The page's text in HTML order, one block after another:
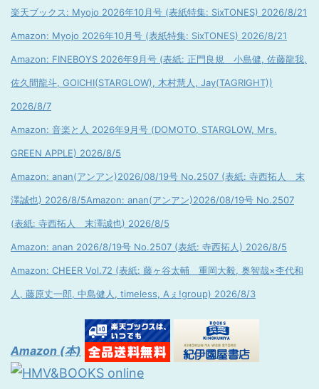
楽天ブックス: Myojo 2026年10月号 (表紙特集: SixTONES) 2026/8/21
Amazon: Myojo 2026年10月号 (表紙特集: SixTONES) 2026/8/21
Amazon: FINEBOYS 2026年9月号 (表紙: 正門良規 小島健, 佐藤龍我,
佐久間龍斗, GOICHI(STARGLOW), 木村慧人, Jay(TAGRIGHT))
2026/8/7
Amazon: 音楽と人 2026年9月号 (DOMOTO, STARGLOW, Mrs.
GREEN APPLE) 2026/8/5
Amazon: anan(アンアン)2026/08/19号 No.2507 (表紙: 寺西拓人 末
澤誠也) 2026/8/5Amazon: anan(アンアン)2026/08/19号 No.2507
(表紙: 寺西拓人 末澤誠也) 2026/8/5
Amazon: anan 2026/8/19号 No.2507 (表紙: 寺西拓人) 2026/8/5
Amazon: CHEER Vol.72 (表紙: 藤ヶ谷太輔 重岡大毅, 奥智哉×杢代和
人, 藤原丈一郎, 中島健人, timeless, Aぇ!group) 2026/8/3
Amazon (本)